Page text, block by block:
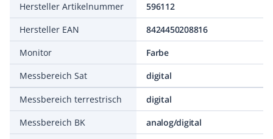
Hersteller Artikelnummer
596112
Hersteller EAN
8424450208816
Monitor
Farbe
Messbereich Sat
digital
Messbereich terrestrisch
digital
Messbereich BK
analog/digital